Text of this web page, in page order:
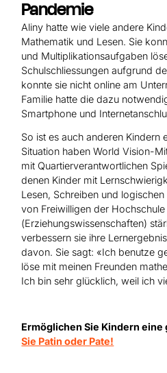
Pandemie
Aliny hatte wie viele andere
Mathematik und Lesen. Sie
und Multiplikationsaufgaben
Schulschliessungen aufgrund
konnte sie nicht online am
Familie hatte die dazu
Smartphone und
So ist es auch anderen Kindern
Situation haben World Vision-
mit Quartierverantwortlichen
denen Kinder mit
Lesen, Schreiben und
von Freiwilligen der
(Erziehungswissenschaften)
verbessern sie ihre
davon. Sie sagt: «Ich benutze
löse mit meinen Freunden
Ich bin sehr glücklich, weil ich
Ermöglichen Sie Kindern
Sie Patin oder Pate!